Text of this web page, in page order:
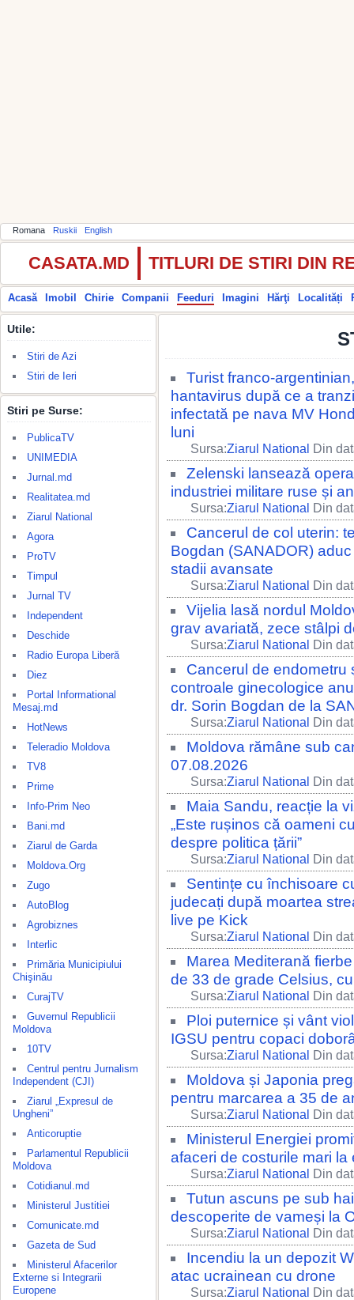
Romana Ruskii English
CASATA.MD TITLURI DE STIRI DIN
Acasă Imobil Chirie Companii Feeduri Imagini Hărţi Localități
Utile:
Stiri de Azi
Stiri de Ieri
Stiri pe Surse:
PublicaTV
UNIMEDIA
Jurnal.md
Realitatea.md
Ziarul National
Agora
ProTV
Timpul
Jurnal TV
Independent
Deschide
Radio Europa Liberă
Diez
Portal Informational
Mesaj.md
HotNews
Teleradio Moldova
TV8
Prime
Info-Prim Neo
Bani.md
Ziarul de Garda
Moldova.Org
Zugo
AutoBlog
Agrobiznes
Interlic
Primăria Municipiului
Chişinău
CurajTV
Guvernul Republicii
Moldova
10TV
Centrul pentru Jurnalism
Independent (CJI)
Ziarul „Expresul de
Ungheni”
Anticoruptie
Parlamentul Republicii
Moldova
Cotidianul.md
Ministerul Justitiei
Comunicate.md
Gazeta de Sud
Ministerul Afacerilor
Externe si Integrarii
Europene
Turist franco-
hantavirus după ce a
infectată pe nava MV
luni
Sursa:Ziarul National Din
Zelenski lansează
industriei militare ruse și
Sursa:Ziarul National Din
Cancerul de col uterin:
Bogdan (SANADOR)
stadii avansate
Sursa:Ziarul National Din
Vijelia lasă nordul
grav avariată, zece stâlpi
Sursa:Ziarul National Din
Cancerul de endometru
controale ginecologice
dr. Sorin Bogdan de la
Sursa:Ziarul National Din
Moldova rămâne sub
07.08.2026
Sursa:Ziarul National Din
Maia Sandu, reacție la
„Este rușinos că oameni
despre politica țării”
Sursa:Ziarul National Din
Sentințe cu închisoare
judecați după moartea
live pe Kick
Sursa:Ziarul National Din
Marea Mediterană
de 33 de grade Celsius,
Sursa:Ziarul National Din
Ploi puternice și vânt
IGSU pentru copaci
Sursa:Ziarul National Din
Moldova și Japonia
pentru marcarea a 35 de
Sursa:Ziarul National Din
Ministerul Energiei
afaceri de costurile mari la
Sursa:Ziarul National Din
Tutun ascuns pe sub
descoperite de vameși la
Sursa:Ziarul National Din
Incendiu la un depozit
atac ucrainean cu drone
Sursa:Ziarul National Din